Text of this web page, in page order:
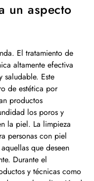
un aspecto
El tratamiento de
altamente efectiva
saludable. Este
de estética por
productos
los poros y
la piel. La limpieza
personas con piel
que deseen
Durante el
y técnicas como